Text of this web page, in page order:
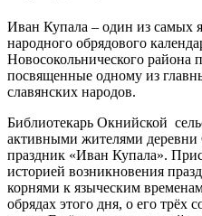
Иван Купала – один из самых
народного обрядового
Новосокольнического района
посвященные одному из
славянских народов.
Библиотекарь Окнийской
активными жителями
праздник «Иван Купала».
историей возникновения
корнями к языческим
обрядах этого дня, о его трёх